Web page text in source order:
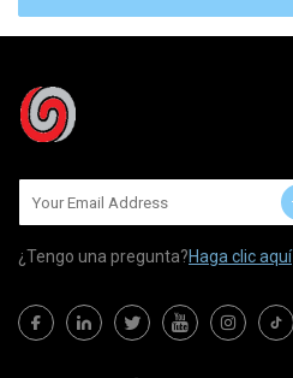
¿Tengo una pregunta?Haga clic aquí